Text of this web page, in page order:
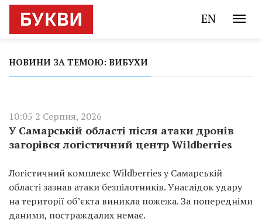
EN
НОВИНИ ЗА ТЕМОЮ: ВИБУХИ
10:05 2 Серпня, 2026
У Самарській області після атаки дронів
загорівся логістичний центр Wildberries
Логістичний комплекс Wildberries у Самарській
області зазнав атаки безпілотників. Унаслідок удару
на території об’єкта виникла пожежа. За попередніми
даними, постраждалих немає.